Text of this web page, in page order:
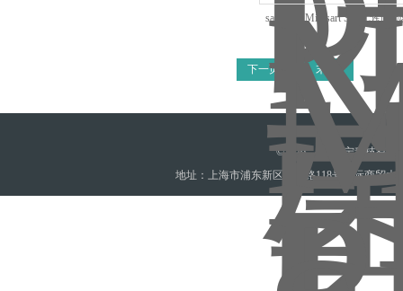
sartorius Minisart SRP15针头
下一页 末页
©2026 上海登宁科技有限
地址：上海市浦东新区新灵路118号国际商贸大